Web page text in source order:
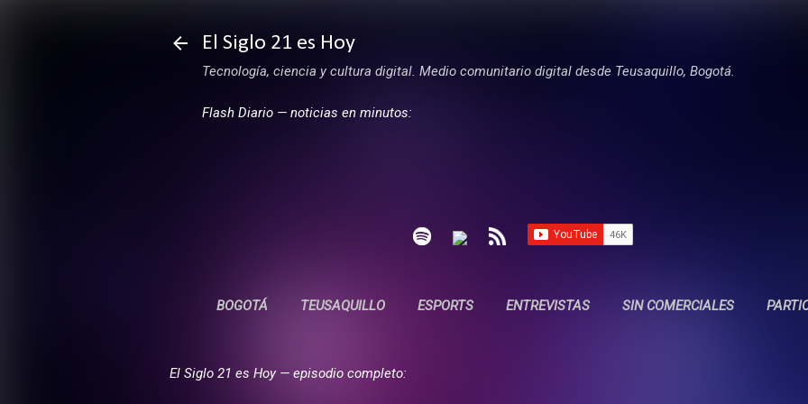
El Siglo 21 es Hoy
Tecnología, ciencia y cultura digital. Medio comunitario digital desde Teusaquillo, Bogotá.
Flash Diario — noticias en minutos:
BOGOTÁ TEUSAQUILLO ESPORTS ENTREVISTAS SIN COMERCIALES
El Siglo 21 es Hoy — episodio completo: